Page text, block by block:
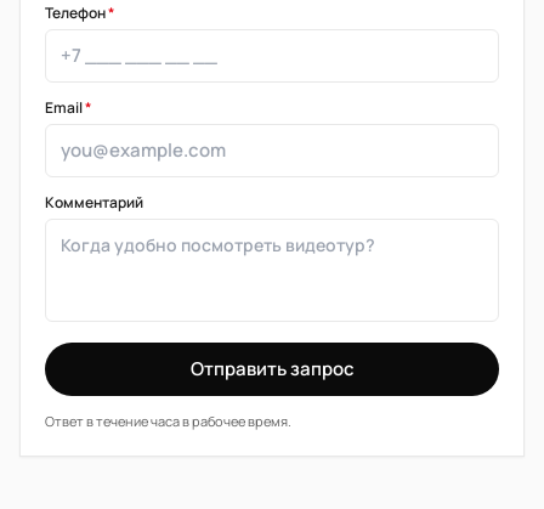
Телефон*
Email*
Комментарий
Отправить запрос
Ответ в течение часа в рабочее время.